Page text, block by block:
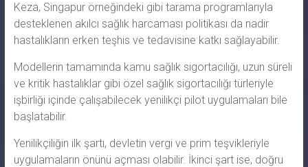
Keza, Singapur örneğindeki gibi tarama programlarıyla
desteklenen akılcı sağlık harcaması politikası da nadir
hastalıkların erken teşhis ve tedavisine katkı sağlayabilir.
Modellerin tamamında kamu sağlık sigortacılığı, uzun süreli
ve kritik hastalıklar gibi özel sağlık sigortacılığı türleriyle
işbirliği içinde çalışabilecek yenilikçi pilot uygulamaları bile
başlatabilir.
Yenilikçiliğin ilk şartı, devletin vergi ve prim teşvikleriyle
uygulamaların önünü açması olabilir. İkinci şart ise, doğru